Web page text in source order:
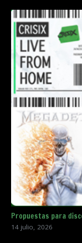
Propuestas para
14 julio, 2026